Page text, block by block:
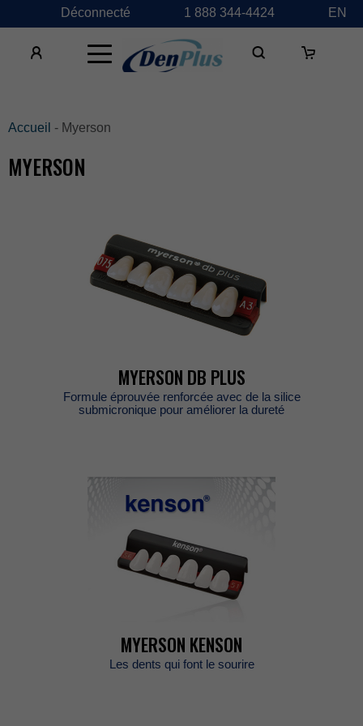
Déconnecté 1888344-4424 EN
×
Accueil -Myerson
MYERSON
MYERSONDBPLUS
Formuleéprouvéerenforcéeavecdelasilice
submicroniquepouraméliorerladureté
MYERSONKENSON
Lesdentsquifontlesourire